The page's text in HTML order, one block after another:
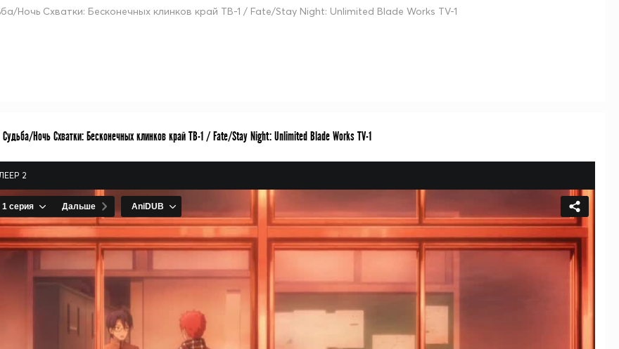
Ночь Схватки: Бесконечных клинков край ТВ-1 / Fate/Stay Night: Unlimited Blade Works TV-1
Ночь Схватки: Бесконечных клинков край ТВ-1 / Fate/Stay Night: Unlimited Blade Works TV-1
2